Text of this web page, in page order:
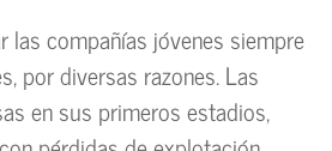
las compañías jóvenes siempre
por diversas razones. Las
en sus primeros estadios,